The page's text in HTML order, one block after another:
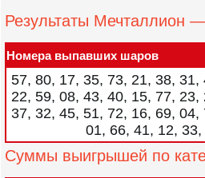
Результаты Мечталлион
Номера выпавших шаров
57, 80, 17, 35, 73, 21, 38, 31,
22, 59, 08, 43, 40, 15, 77,
37, 32, 45, 51, 72, 16, 69,
01, 66, 41, 12,
Суммы выигрышей по